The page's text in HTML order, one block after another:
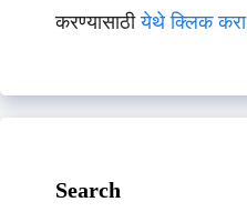
करण्यासाठीयेथे क्लिक करा
Search